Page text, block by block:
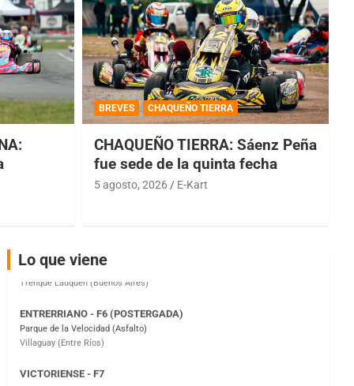
BREVES CHAQUEÑO TIERRA
CHAQUEÑO TIERRA: Sáenz Peña
fue sede de la quinta fecha
5 agosto, 2026 E-Kart
Lo que viene
COBERTURA ESPECIAL DE E-KART.COM.AR
08/09-AGO
IAME SERIES ARGENTINA 6
Baradero (Buenos Aires)
Ciudad de Trenque Lauquen (Asfalto)
Villaguay (Entre Ríos)
El Cerro (Tierra)
Victoria (Entre Ríos)
Moto Club Reginense (Tierra)